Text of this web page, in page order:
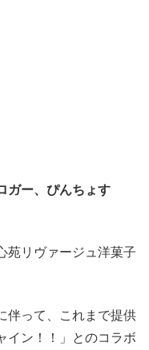
ガー、ぴんちょす
苑リヴァージュ洋菓子
伴って、これまで提供
イン！！」とのコラボ